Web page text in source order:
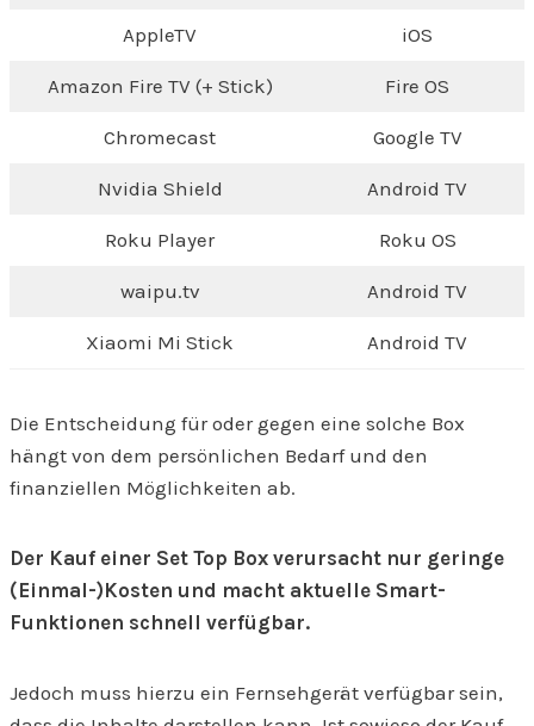
AppleTV iOS
Amazon Fire TV (+ Stick) Fire OS
Chromecast Google TV
Nvidia Shield Android TV
Roku Player Roku OS
waipu.tv Android TV
Xiaomi Mi Stick Android TV
Die Entscheidung für oder gegen eine solche Box
hängt von dem persönlichen Bedarf und den
finanziellen Möglichkeiten ab.
Der Kauf einer Set Top Box verursacht nur geringe
(Einmal-)Kosten und macht aktuelle Smart-
Funktionen schnell verfügbar.
Jedoch muss hierzu ein Fernsehgerät verfügbar sein,